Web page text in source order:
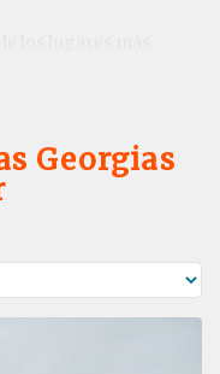
Georgias